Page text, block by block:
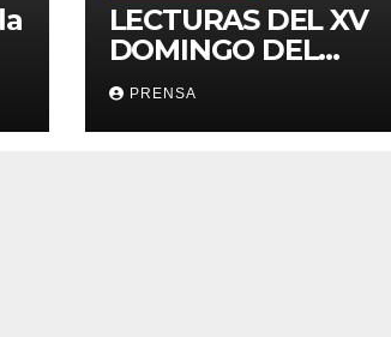
LECTURAS DEL XV
DOMINGO DEL
TIEMPO
ORDINARIO (A)
PRENSA